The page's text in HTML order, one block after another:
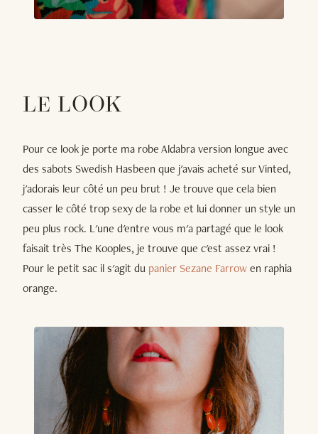
LE LOOK
Pour ce look je porte ma robe Aldabra version longue avec
des sabots Swedish Hasbeen que j'avais acheté sur Vinted,
j'adorais leur côté un peu brut ! Je trouve que cela bien
casser le côté trop sexy de la robe et lui donner un style un
peu plus rock. L'une d'entre vous m'a partagé que le look
faisait très The Kooples, je trouve que c'est assez vrai !
Pour le petit sac il s'agit du panier Sezane Farrowen raphia
orange.